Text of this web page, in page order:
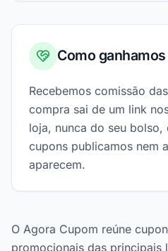
Como
Recebemos comissão
compra sai de um link
loja, nunca do seu bolso,
cupons publicamos nem
aparecem.
O Agora Cupom reúne
promocionais das principais